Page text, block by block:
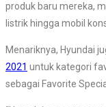
produk baru mereka,
listrik hingga mobil
Menariknya, Hyundai
2021 untuk kategori
sebagai Favorite